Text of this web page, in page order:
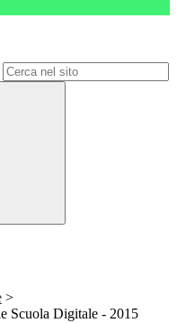
>
Scuola Digitale - 2015